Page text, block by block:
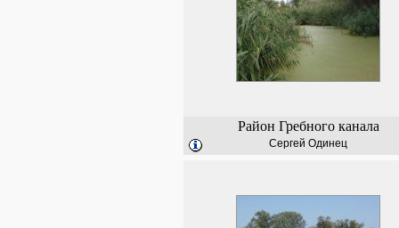
Район Гребного канала
Сергей Одинец